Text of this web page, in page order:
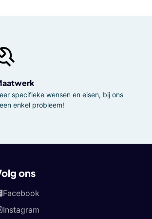
specifieke wensen en eisen, bij ons
enkel probleem!
ons
Facebook
Instagram